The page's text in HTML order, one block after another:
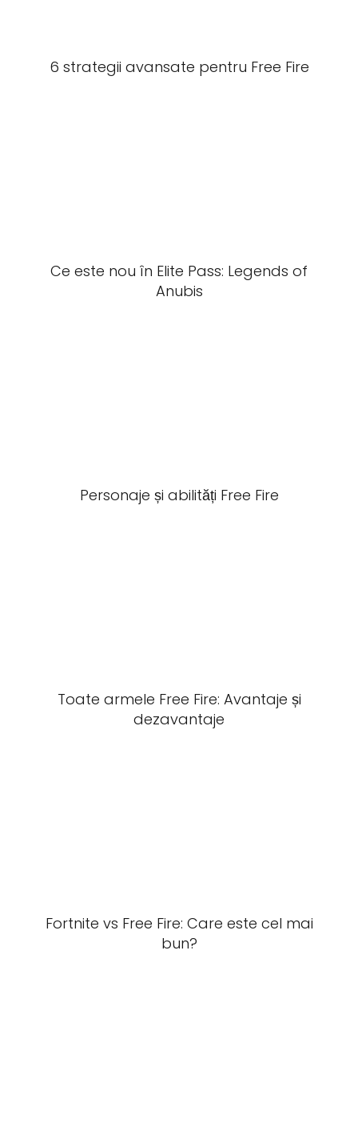
6 strategii avansate pentru Free Fire
Ce este nou în Elite Pass: Legends of
Anubis
Personaje și abilități Free Fire
Toate armele Free Fire: Avantaje și
dezavantaje
Fortnite vs Free Fire: Care este cel mai
bun?